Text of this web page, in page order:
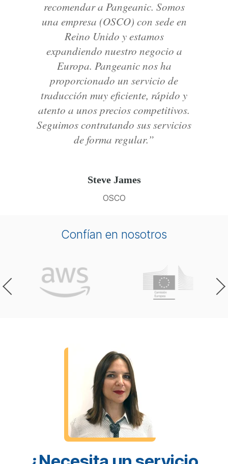
recomendar a Pangeanic. Somos
una empresa (OSCO) con sede en
Reino Unido y estamos
expandiendo nuestro negocio a
Europa. Pangeanic nos ha
proporcionado un servicio de
traducción muy eficiente, rápido y
atento a unos precios competitivos.
Seguimos contratando sus servicios
de forma regular.”
Steve James
OSCO
Confían en nosotros